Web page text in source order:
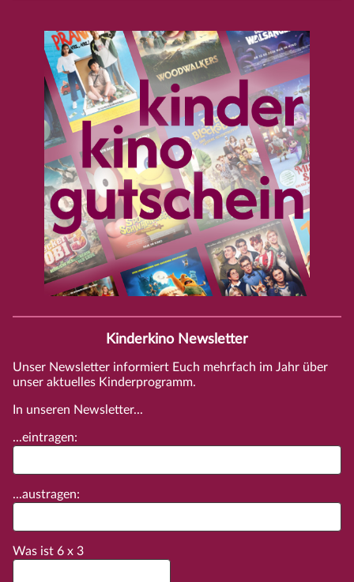
Kinderkino Newsletter
Unser Newsletter informiert Euch mehrfach im Jahr über
unser aktuelles Kinderprogramm.
In unseren Newsletter...
...eintragen:
...austragen:
Was ist 6 x 3